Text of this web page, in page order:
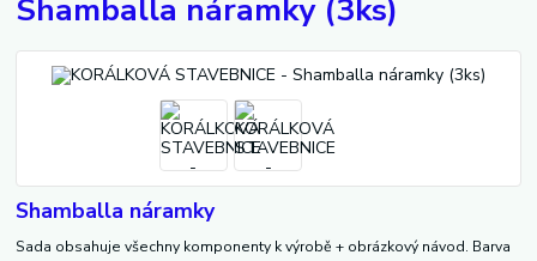
Shamballa náramky (3ks)
Shamballa náramky
Sada obsahuje všechny komponenty k výrobě + obrázkový návod. Barva